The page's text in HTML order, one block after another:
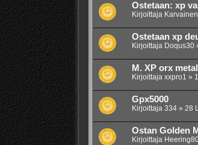
Ostetaan: xp
Kirjoittaja
Ostetaan xp
Kirjoittaja Doqus30
M. XP orx
Kirjoittaja xxpro1 »
Gpx5000
Kirjoittaja 334» 28
Ostan Golden
Kirjoittaja